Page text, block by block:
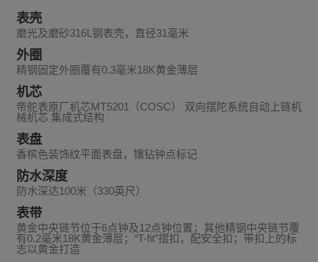
表壳
磨光及磨砂316L钢表壳，直径31毫米
外圈
精钢固定外圈覆有0.3毫米18K黄金薄层
机芯
帝舵表原厂机芯MT5201（COSC） 双向摆陀系统自动上链机
械机芯 集成式结构
表盘
香槟色装饰纹平面表盘，镶钻钟点标记
防水深度
防水深达100米（330英尺）
表带
黄金中央链节位于6点钟及12点钟位置；其他精钢中央链节覆
有0.2毫米18K黄金薄层；“T-fit”摺扣，配安全扣；带扣上的标
志以黄金打造